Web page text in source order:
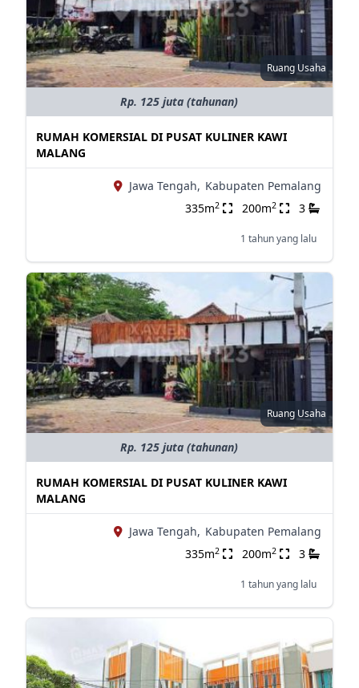
Ruang Usaha
Rp. 125 juta (tahunan)
RUMAH KOMERSIAL DI PUSAT KULINER KAWI
MALANG
Jawa Tengah, Kabupaten Pemalang
335m2 200m2 3
1 tahun yang lalu
Ruang Usaha
Rp. 125 juta (tahunan)
RUMAH KOMERSIAL DI PUSAT KULINER KAWI
MALANG
Jawa Tengah, Kabupaten Pemalang
335m2 200m2 3
1 tahun yang lalu